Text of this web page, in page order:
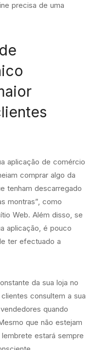
precisa de uma
aplicação de comércio
comprar algo da
tenham descarregado
montras”, como
Web. Além disso, se
aplicação, é pouco
ter efectuado a
da sua loja no
consultem a sua
quando
que não estejam
estará sempre